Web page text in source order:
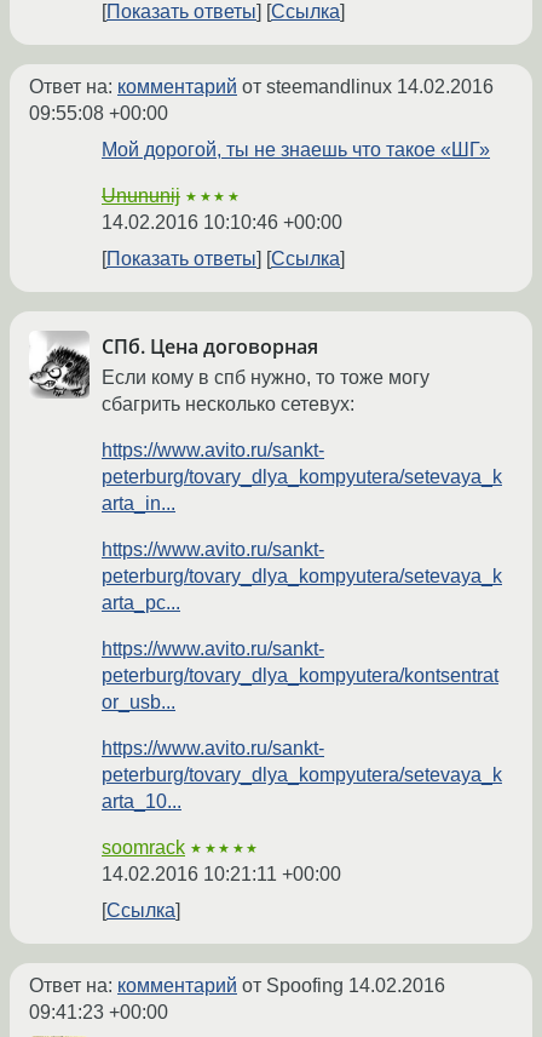
Показать ответы
Ссылка
Ответ на: комментарий от steemandlinux 14.02.2016
09:55:08 +00:00
Мой дорогой, ты не знаешь что такое «ШГ»
Unununij ★★★★
14.02.2016 10:10:46 +00:00
Показать ответы
Ссылка
СПб. Цена договорная
Если кому в спб нужно, то тоже могу
сбагрить несколько сетевух:
https://www.avito.ru/sankt-
peterburg/tovary_dlya_kompyutera/setevaya_k
arta_in...
https://www.avito.ru/sankt-
peterburg/tovary_dlya_kompyutera/setevaya_k
arta_pc...
https://www.avito.ru/sankt-
peterburg/tovary_dlya_kompyutera/kontsentrat
or_usb...
https://www.avito.ru/sankt-
peterburg/tovary_dlya_kompyutera/setevaya_k
arta_10...
soomrack ★★★★★
14.02.2016 10:21:11 +00:00
Ссылка
Ответ на: комментарий от Spoofing 14.02.2016
09:41:23 +00:00